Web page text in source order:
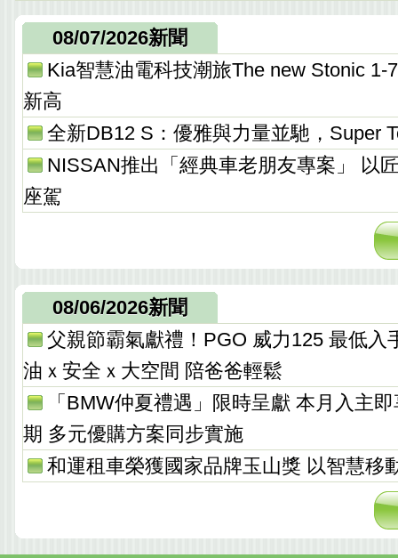
08/07/2026新聞
Kia智慧油電科技潮旅The new Stonic 1-
新高
全新DB12 S：優雅與力量並馳，Super
NISSAN推出「經典車老朋友專案」 以
座駕
08/06/2026新聞
父親節霸氣獻禮！PGO 威力125 最低入
油ｘ安全ｘ大空間 陪爸爸輕鬆
「BMW仲夏禮遇」限時呈獻 本月入主
期 多元優購方案同步實施
和運租車榮獲國家品牌玉山獎 以智慧移